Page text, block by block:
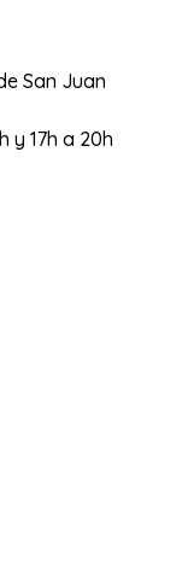
San Juan
y 17h a 20h